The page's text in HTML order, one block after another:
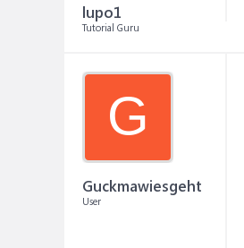
lupo1
Tutorial Guru
G
Guckmawiesgeht
User